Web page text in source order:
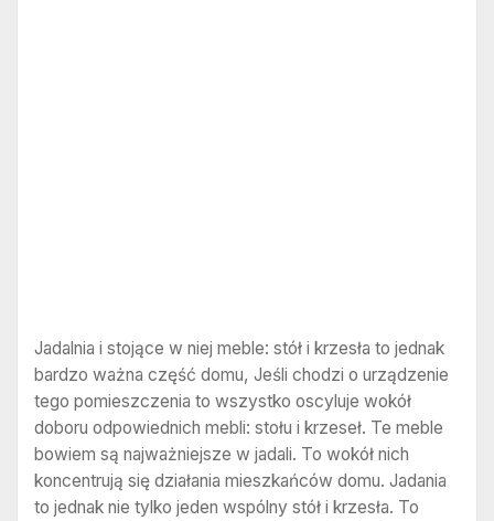
Jadalnia i stojące w niej meble: stół i krzesła to jednak
bardzo ważna część domu, Jeśli chodzi o urządzenie
tego pomieszczenia to wszystko oscyluje wokół
doboru odpowiednich mebli: stołu i krzeseł. Te meble
bowiem są najważniejsze w jadali. To wokół nich
koncentrują się działania mieszkańców domu. Jadania
to jednak nie tylko jeden wspólny stół i krzesła. To